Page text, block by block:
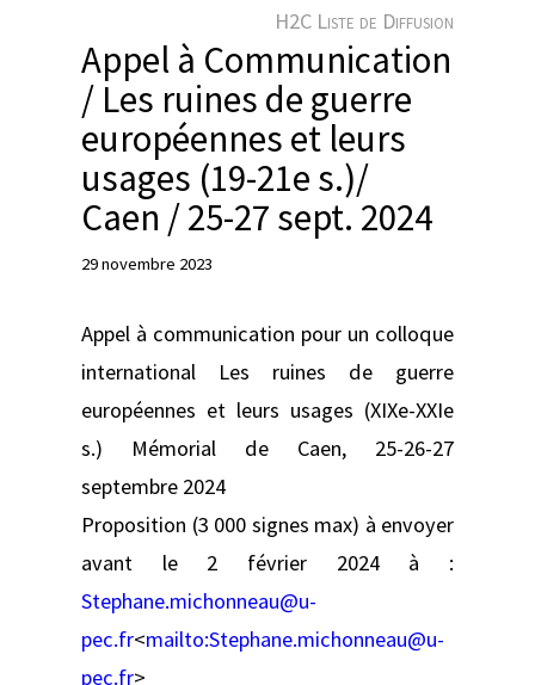
H2C Liste de Diffusion
Appel à Communication
/ Les ruines de guerre
européennes et leurs
usages (19-21e s.)/
Caen / 25-27 sept. 2024
29 novembre 2023
Appel à communication pour un colloque
international Les ruines de guerre
européennes et leurs usages (XIXe-XXIe
s.) Mémorial de Caen, 25-26-27
septembre 2024
Proposition (3 000 signes max) à envoyer
avant le 2 février 2024 à :
Stephane.michonneau@u-
pec.fr<mailto:Stephane.michonneau@u-
pec.fr>